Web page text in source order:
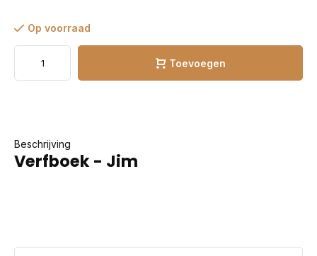
Op voorraad
Toevoegen
Beschrijving
Verfboek - Jim